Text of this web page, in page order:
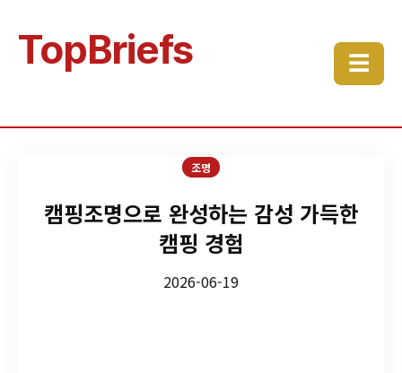
TopBriefs ☰
조명
캠핑조명으로 완성하는 감성 가득한
캠핑 경험
2026-06-19